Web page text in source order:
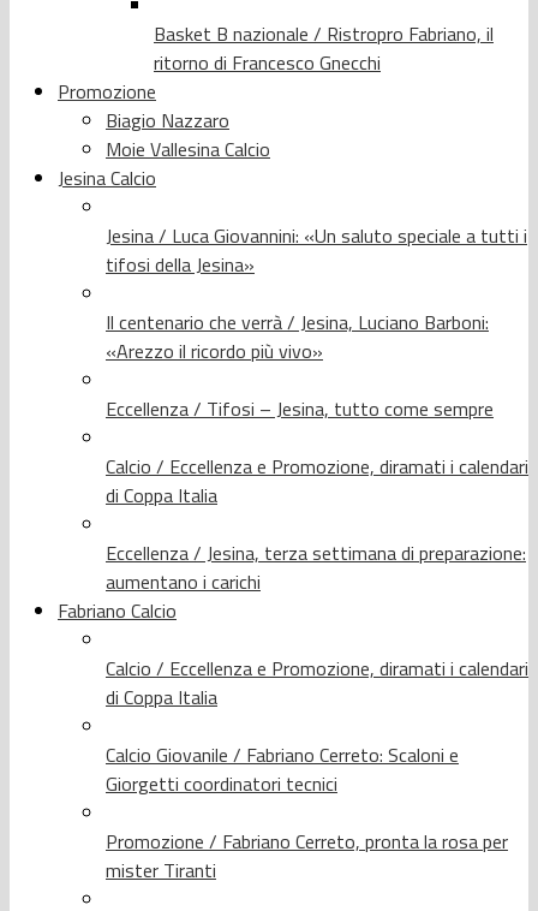
Basket B nazionale / Ristropro Fabriano, il
ritorno di Francesco Gnecchi
Promozione
Biagio Nazzaro
Moie Vallesina Calcio
Jesina Calcio
Jesina / Luca Giovannini: «Un saluto speciale a tutti i
tifosi della Jesina»
Il centenario che verrà / Jesina, Luciano Barboni:
«Arezzo il ricordo più vivo»
Eccellenza / Tifosi – Jesina, tutto come sempre
Calcio / Eccellenza e Promozione, diramati i calendari
di Coppa Italia
Eccellenza / Jesina, terza settimana di preparazione:
aumentano i carichi
Fabriano Calcio
Calcio / Eccellenza e Promozione, diramati i calendari
di Coppa Italia
Calcio Giovanile / Fabriano Cerreto: Scaloni e
Giorgetti coordinatori tecnici
Promozione / Fabriano Cerreto, pronta la rosa per
mister Tiranti